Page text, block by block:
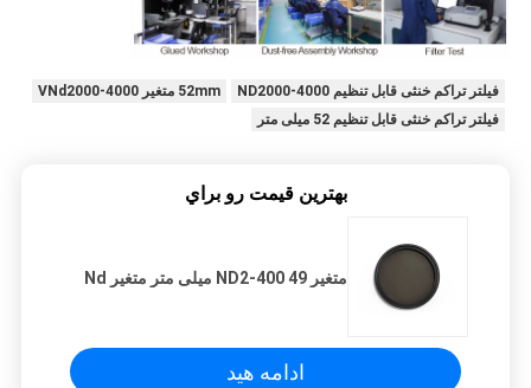
فیلتر تراکم خنثی قابل تنظیم ND2000-4000
52mm متغیر VNd2000-4000
فیلتر تراکم خنثی قابل تنظیم 52 میلی متر
بهترين قيمت رو براي
متغیر ND2-400 49 میلی متر متغیر Nd
ادامه هید